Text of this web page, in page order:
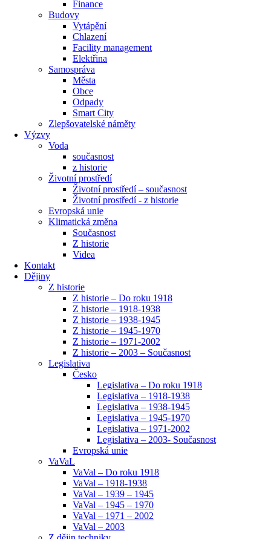
Finance
Budovy
Vytápění
Chlazení
Facility management
Elektřina
Samospráva
Města
Obce
Odpady
Smart City
Zlepšovatelské náměty
Výzvy
Voda
současnost
z historie
Životní prostředí
Životní prostředí – současnost
Životní prostředí ​- z historie
Evropská unie
Klimatická změna
Současnost
Z historie
Videa
Kontakt
Dějiny
Z historie
Z historie – Do roku 1918
Z historie – 1918-1938
Z historie – 1938-1945
Z historie – 1945-1970
Z historie – 1971-2002
Z historie – 2003 – Současnost
Legislativa
Česko
Legislativa – Do roku 1918
Legislativa – 1918-1938
Legislativa – 1938-1945
Legislativa – 1945-1970
Legislativa – 1971-2002
Legislativa – 2003- Současnost
Evropská unie
VaVaL
VaVal – Do roku 1918
VaVal – 1918-1938
VaVal – 1939 – 1945
VaVal – 1945 – 1970
VaVal – 1971 – 2002
VaVal – 2003